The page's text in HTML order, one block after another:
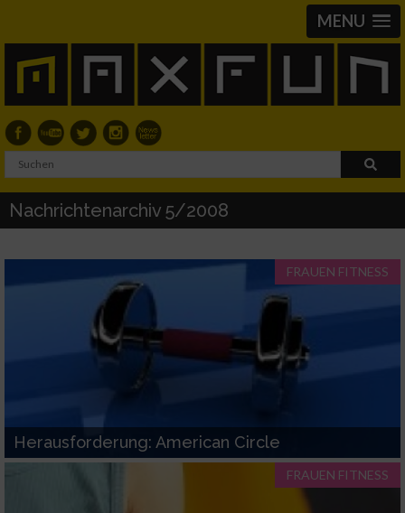
MENU
Nachrichtenarchiv 5/2008
FRAUEN FITNESS
Herausforderung: American Circle
FRAUEN FITNESS